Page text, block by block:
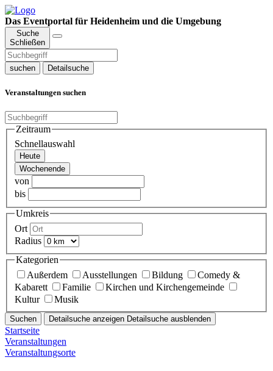
Das Eventportal für Heidenheim und die Umgebung
Suche
Schließen
suchen Detailsuche
Veranstaltungen suchen
Zeitraum
Schnellauswahl
Heute
Wochenende
von
bis
Umkreis
Ort
Radius
Kategorien
Außerdem
Ausstellungen Bildung
Comedy &
Kabarett
Familie
Kirchen und Kirchengemeinde
Kultur
Musik
Suchen Detailsuche anzeigen Detailsuche ausblenden
Startseite
Veranstaltungen
Veranstaltungsorte